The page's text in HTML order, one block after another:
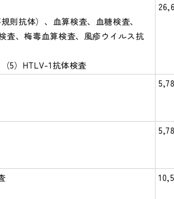
則抗体）、血算検査、血糖検査、
査、梅毒血算検査、風疹ウイルス抗
5）HTLV-1抗体検査